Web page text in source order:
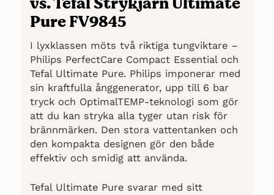
Pure FV9845
I lyxklassen möts två riktiga tungviktare –
Philips PerfectCare Compact Essential och
Tefal Ultimate Pure. Philips imponerar med
sin kraftfulla ånggenerator, upp till 6 bar
tryck och OptimalTEMP-teknologi som gör
att du kan stryka alla tyger utan risk för
brännmärken. Den stora vattentanken och
den kompakta designen gör den både
effektiv och smidig att använda.
Tefal Ultimate Pure svarar med sitt